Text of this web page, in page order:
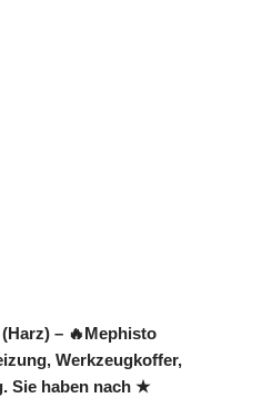
– 🔥Mephisto
Werkzeugkoffer,
Sie haben nach ★